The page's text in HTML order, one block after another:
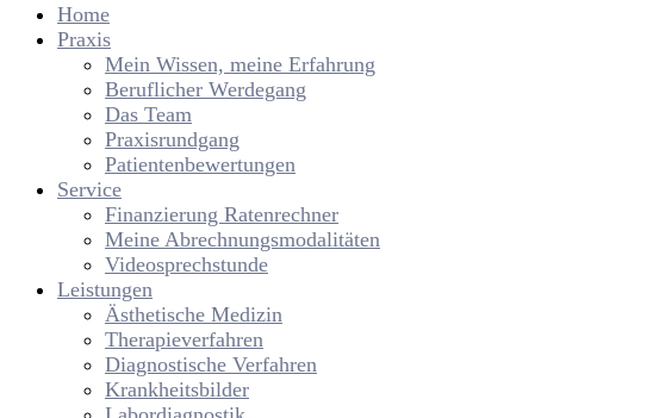
Home
Praxis
Mein Wissen, meine Erfahrung
Beruflicher Werdegang
Das Team
Praxisrundgang
Patientenbewertungen
Service
Finanzierung Ratenrechner
Meine Abrechnungsmodalitäten
Videosprechstunde
Leistungen
Ästhetische Medizin
Therapieverfahren
Diagnostische Verfahren
Krankheitsbilder